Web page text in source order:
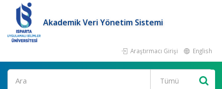
Akademik Veri Yönetim Sistemi
Araştırmacı Girişi English
Ara